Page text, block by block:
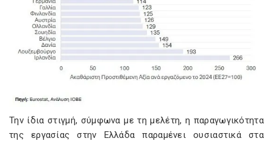
Την ίδια στιγμή, σύμφωνα με τη μελέτη, η παραγωγικότητα
της εργασίας στην Ελλάδα παραμένει ουσιαστικά στα